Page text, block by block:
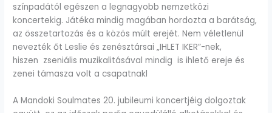
színpadától egészen a legnagyobb nemzetközi
koncertekig. Játéka mindig magában hordozta a barátság,
az összetartozás és a közös múlt erejét. Nem véletlenül
nevezték őt Leslie és zenésztársai „IHLET IKER”-nek,
hiszen zseniális muzikalitásával mindig is ihlető ereje és
zenei támasza volt a csapatnakl
A Mandoki Soulmates 20. jubileumi koncertjéig dolgoztak